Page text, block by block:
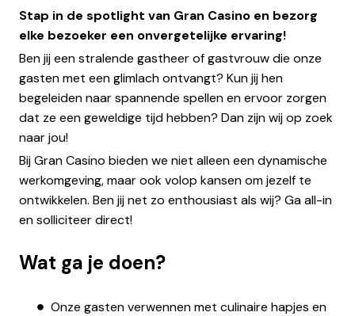
Stap in de spotlight van Gran Casino en bezorg
elke bezoeker een onvergetelijke ervaring!
Ben jij een stralende gastheer of gastvrouw die onze
gasten met een glimlach ontvangt? Kun jij hen
begeleiden naar spannende spellen en ervoor zorgen
dat ze een geweldige tijd hebben? Dan zijn wij op zoek
naar jou!
Bij Gran Casino bieden we niet alleen een dynamische
werkomgeving, maar ook volop kansen om jezelf te
ontwikkelen. Ben jij net zo enthousiast als wij? Ga all-in
en solliciteer direct!
Wat ga je doen?
Onze gasten verwennen met culinaire hapjes en